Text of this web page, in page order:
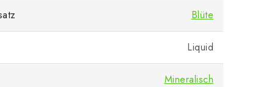
Blüte
Liquid
Mineralisch